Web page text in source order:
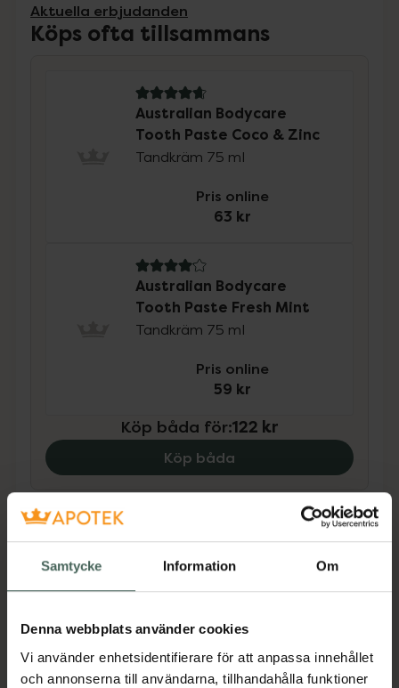
Samtycke Information Om
Denna webbplats använder cookies
Vi använder enhetsidentifierare för att anpassa innehållet
och annonserna till användarna, tillhandahålla funktioner
Aktuella erbjudanden
Köps ofta tillsammans
4.8 av 5 i omdöme
Australian Bodycare
Tooth Paste Coco & Zinc
Tandkräm 75 ml
Pris online
63 kr
4.1 av 5 i omdöme
Australian Bodycare
Tooth Paste Fresh Mint
Tandkräm 75 ml
Pris online
59 kr
Köp båda för:122 kr
Köp båda
Dölj
och säkrar hälsosam munhygien. Tandkräm
med Tea Tree Oil vårdar och minimerar
tandköttsbesvär vid ömt tandkött, dålig smak